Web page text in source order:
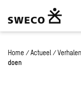
Home / Actueel / Verhalen
doen